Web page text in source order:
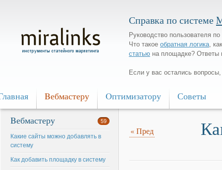
Справка по системе
Руководство пользователя
Что такое обратная логика,
статью на площадке? Ответы
Если у вас остались
Bебмастеру Oптимизатору Советы
«Пред
Bебмастеру 59
Какие сайты можно добавлять в
систему
Как добавить площадку в систему